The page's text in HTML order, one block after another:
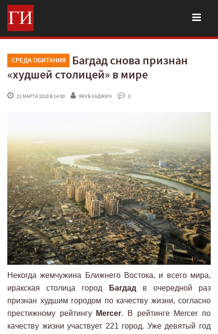
СРЕДА ОБИТАНИЯ
Багдад снова признан
«худшей столицей» в мире
21 МАРТА'2018 В 14:00 ЯКУБ ХАДЖИЧ 0
Некогда жемчужина Ближнего Востока, и всего мира,
иракская столица город
Багдадв очередной раз
признан худшим городом по качеству жизни, согласно
престижному рейтингу
Mercer. В рейтинге Mercer по
качеству жизни участвует 221 город. Уже девятый год